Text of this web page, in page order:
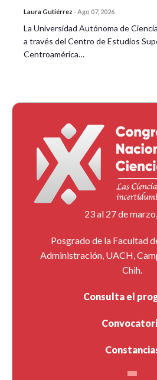
Laura Gutiérrez -Ago 07, 2026
La Universidad Autónoma de
a través del Centro de Estudios
Centroamérica…
23 al 27 de
Posgrado de la Facultad
Administración, UACH,
Chih.
Consulta el